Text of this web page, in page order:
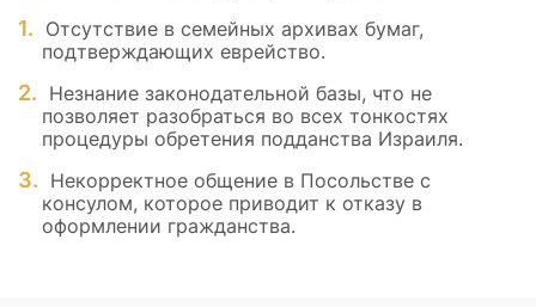
Отсутствие в семейных архивах бумаг,
подтверждающих еврейство.
Незнание законодательной базы, что не
позволяет разобраться во всех тонкостях
процедуры обретения подданства Израиля.
Некорректное общение в Посольстве с
консулом, которое приводит к отказу в
оформлении гражданства.